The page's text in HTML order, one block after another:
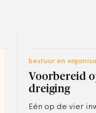
bestuur en
Voorbereid
dreiging
Eén op de vier